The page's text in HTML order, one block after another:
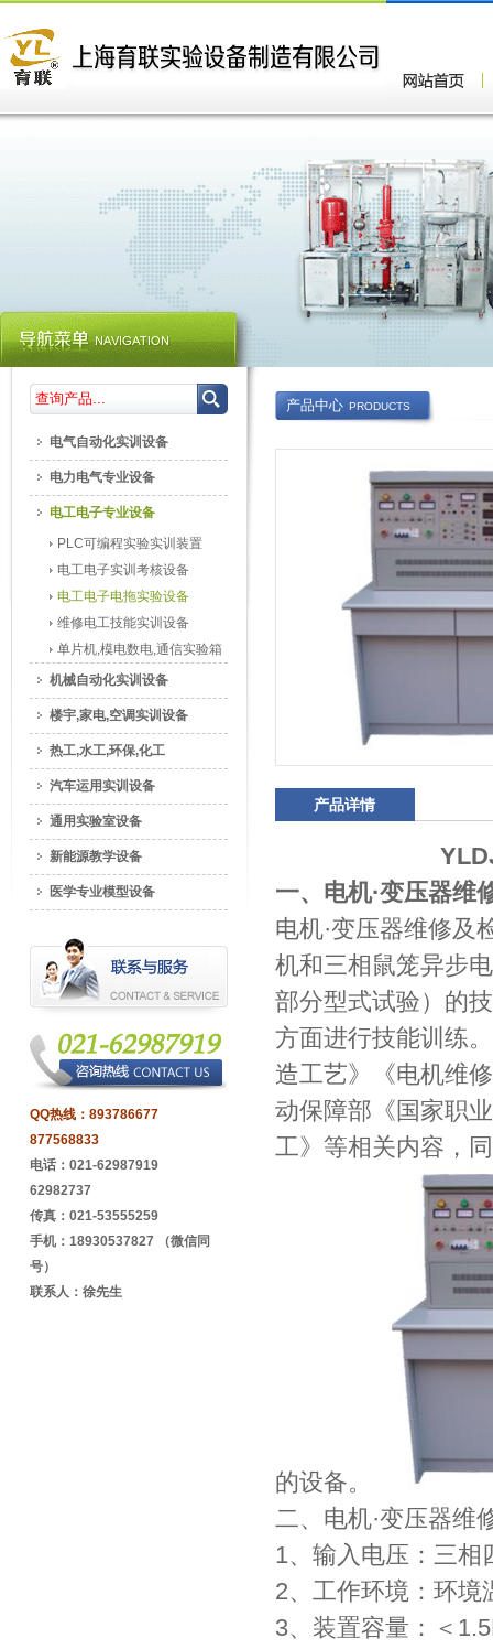
产品中心 PRODUCTS
产品详情
一、电机·变压器维
电机·变压器维修及
机和三相鼠笼异步
部分型式试验）的
方面进行技能训练
造工艺》《电机维
动保障部《国家职
工》等相关内容，
的设备。
二、电机·变压器维
1、输入电压：三相
2、工作环境：环
3、装置容量：＜
电气自动化实训设备
电力电气专业设备
电工电子专业设备
PLC可编程实验实训装置
电工电子实训考核设备
电工电子电拖实验设备
维修电工技能实训设备
单片机,模电数电,通信实验箱
机械自动化实训设备
楼宇,家电,空调实训设备
热工,水工,环保,化工
汽车运用实训设备
通用实验室设备
新能源教学设备
医学专业模型设备
QQ热线： 893786677
877568833
电话：021-62987919
62982737
传真：021-53555259
手机：18930537827 （微信同
号）
联系人：徐先生